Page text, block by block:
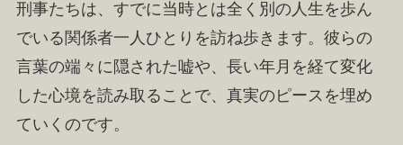
刑事たちは、すでに当時とは全く別の人生を歩ん
でいる関係者一人ひとりを訪ね歩きます。彼らの
言葉の端々に隠された嘘や、長い年月を経て変化
した心境を読み取ることで、真実のピースを埋め
ていくのです。